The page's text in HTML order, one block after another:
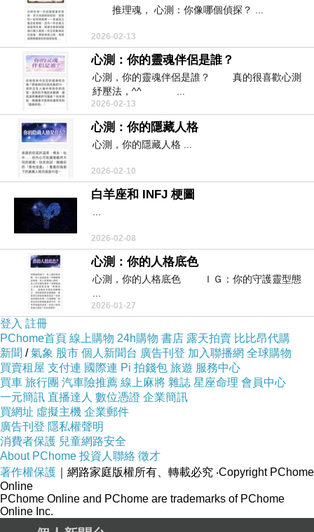
推理魂， 心測：你像哪個偵探？ ...
2026-02-13
心測：你的靈魂伴侶是誰？
心測，你的靈魂伴侶是誰？ 真的很喜歡心測
紓壓法，^^ ...
2026-02-13
心測：你的隱藏人格
心測，你的隱藏人格 ...
2026-02-10
白羊座和 INFJ 梗圖
2026-02-08
心測：你的人格底色
心測，你的人格底色 ＩＧ：你的守護靈型態
2026-01-27
登入 註冊
PChome首頁 線上購物 24h購物 書店 露天拍賣 比比昂代購
新聞 /氣象 股市 個人新聞台 廣告刊登 加入聯播網 全球購物
買賣租屋 支付連 國際連 Pi 拍錢包 旅遊 服務中心
買車 旅行團 汽車險推薦 線上麻將 雜誌 星座命理 會員中心
一元簡訊 直播達人 數位憑證 企業簡訊
買網址 虛擬主機 企業郵件
廣告刊登 隱私權聲明
消費者保護 兒童網路安全
About PChome 投資人聯絡 徵才
著作權保護 ｜網路家庭版權所有、轉載必究 ‧Copyright PChome
Online
PChome Online and PChome are trademarks of PChome
Online Inc.